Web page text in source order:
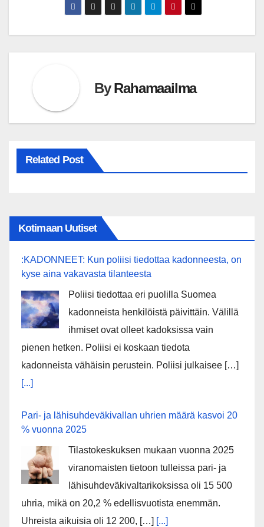
ByRahamaailma
Related Post
Kotimaan Uutiset
:KADONNEET: Kun poliisi tiedottaa kadonneesta, on
kyse aina vakavasta tilanteesta
Poliisi tiedottaa eri puolilla Suomea
kadonneista henkilöistä päivittäin. Välillä
ihmiset ovat olleet kadoksissa vain
pienen hetken. Poliisi ei koskaan tiedota
kadonneista vähäisin perustein. Poliisi julkaisee […]
[...]
Pari- ja lähisuhdeväkivallan uhrien määrä kasvoi 20
% vuonna 2025
Tilastokeskuksen mukaan vuonna 2025
viranomaisten tietoon tulleissa pari- ja
lähisuhdeväkivaltarikoksissa oli 15 500
uhria, mikä on 20,2 % edellisvuotista enemmän.
Uhreista aikuisia oli 12 200, […] [...]